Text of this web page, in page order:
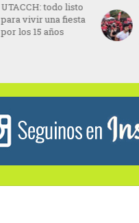
UTACCH: todo listo
para vivir una fiesta
por los 15 años